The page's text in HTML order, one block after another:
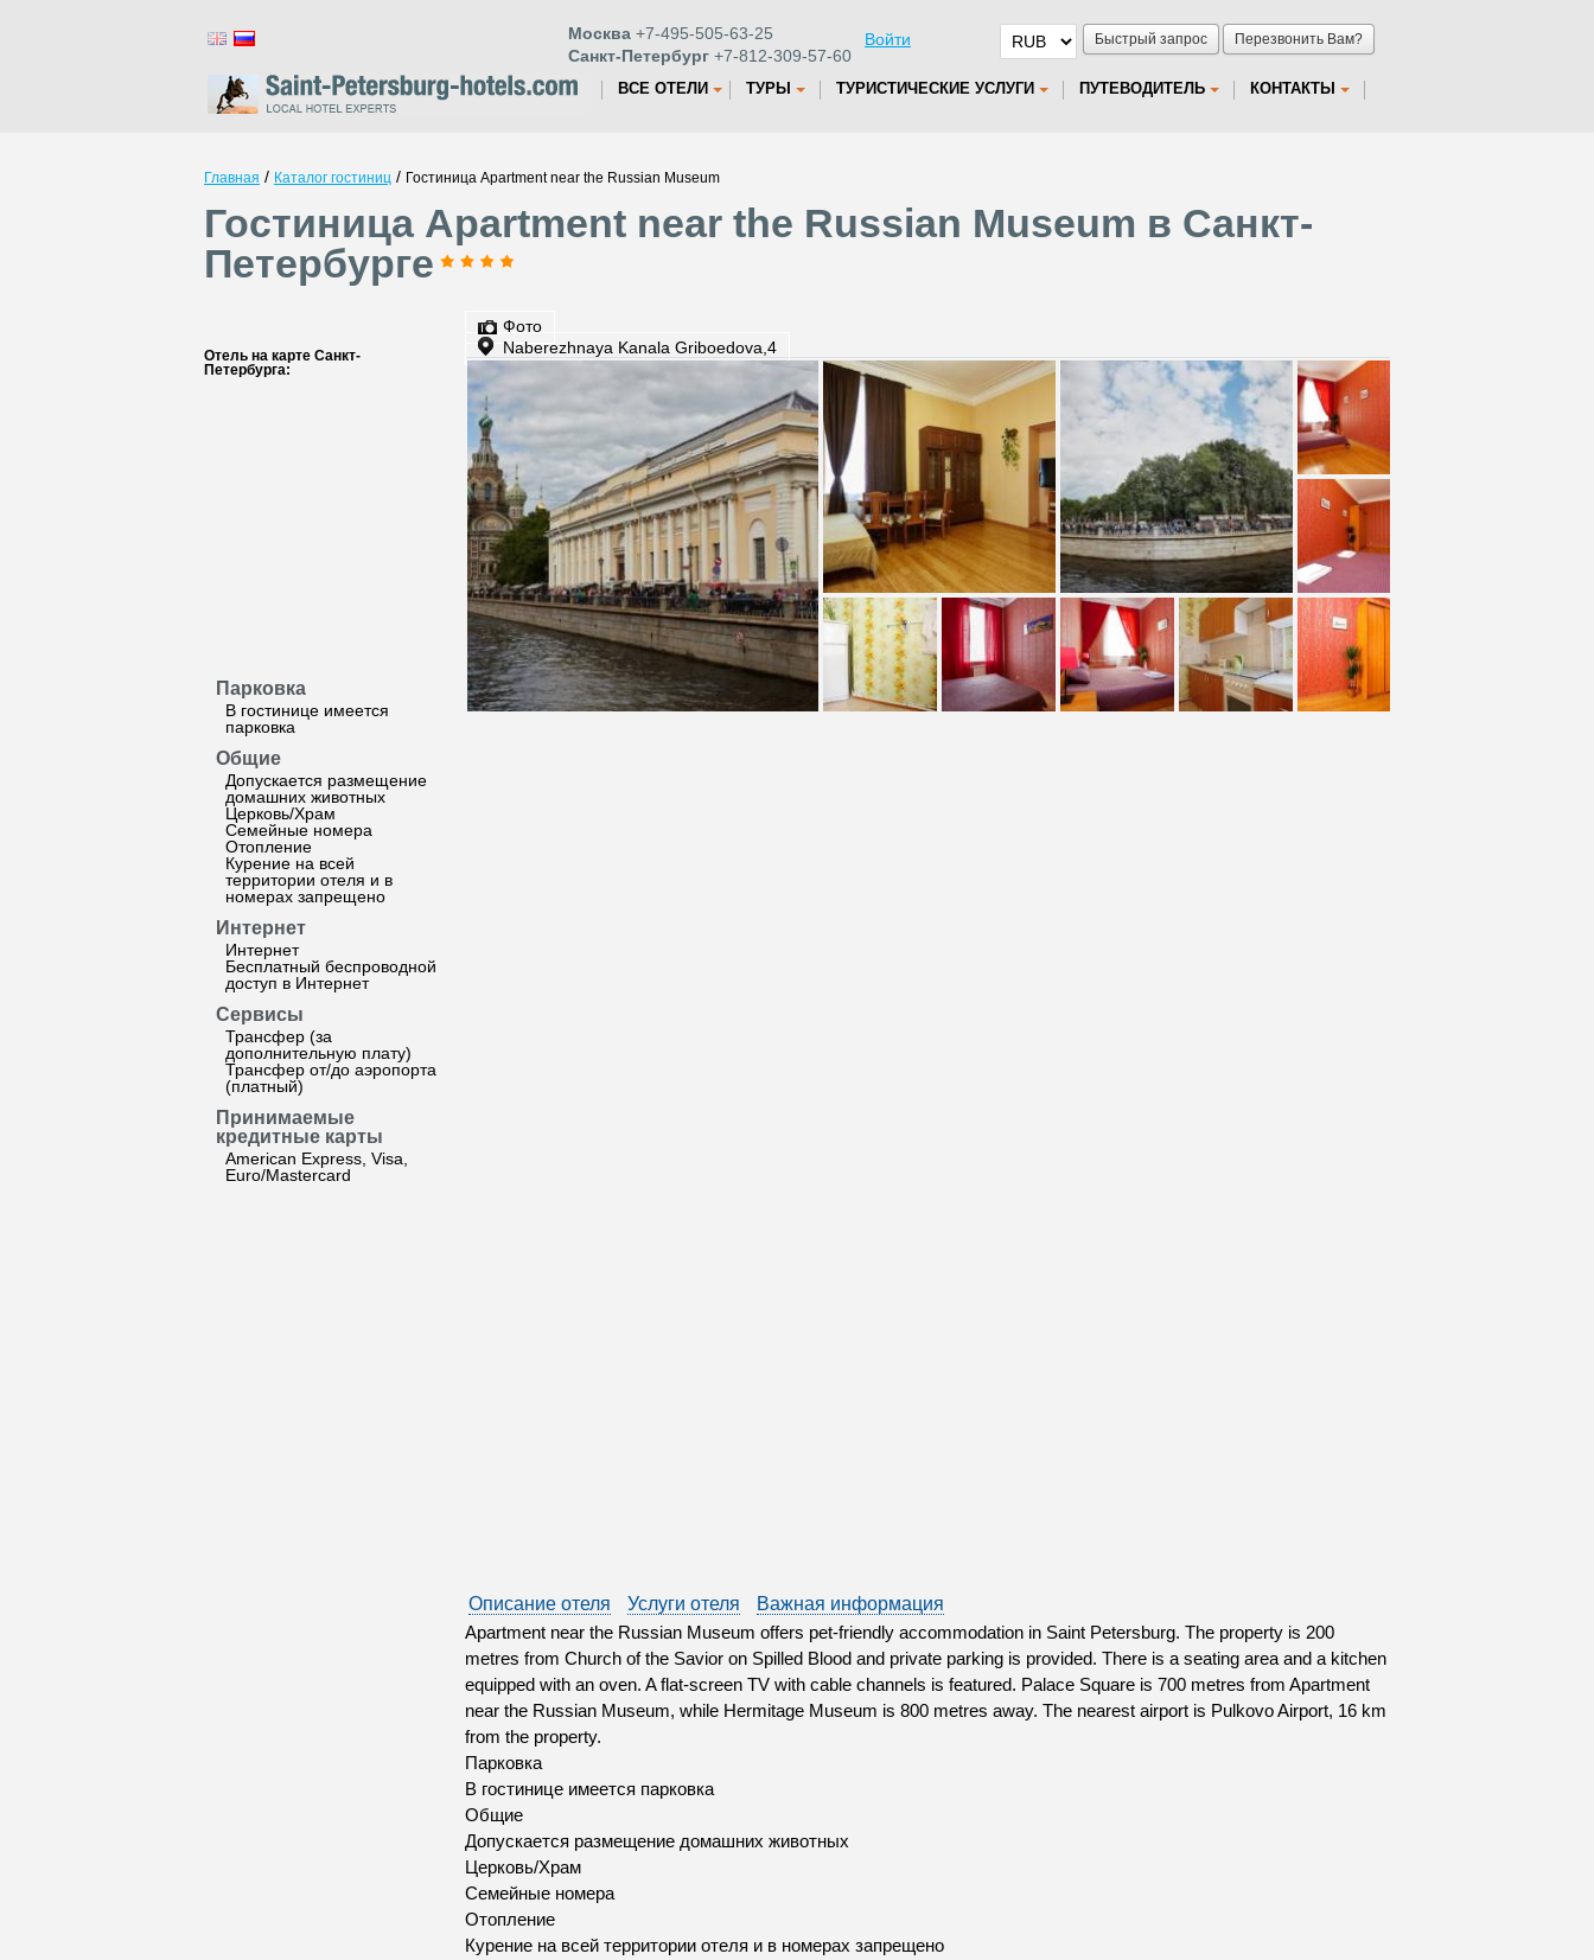
Быстрый запрос Перезвонить Вам?
Москва +7-495-505-63-25
Санкт-Петербург +7-812-309-57-60
Войти
ВСЕ ОТЕЛИ ТУРЫ ТУРИСТИЧЕСКИЕ УСЛУГИ ПУТЕВОДИТЕЛЬ КОНТАКТЫ
Главная / Каталог гостиниц / Гостиница Apartment near the Russian Museum
Гостиница Apartment near the Russian Museum в Санкт-
Петербурге
Отель на карте Санкт-
Петербурга:
Парковка
В гостинице имеется
парковка
Общие
Допускается размещение
домашних животных
Церковь/Храм
Семейные номера
Отопление
Курение на всей
территории отеля и в
номерах запрещено
Интернет
Интернет
Бесплатный беспроводной
доступ в Интернет
Сервисы
Трансфер (за
дополнительную плату)
Трансфер от/до аэропорта
(платный)
Принимаемые
кредитные карты
American Express, Visa,
Euro/Mastercard
Фото
Naberezhnaya Kanala Griboedova,4
Описание отеля Услуги отеля
Важная информация
Apartment near the Russian Museum offers pet-friendly accommodation in Saint Petersburg. The property is 200
metres from Church of the Savior on Spilled Blood and private parking is provided. There is a seating area and a kitchen
equipped with an oven. A flat-screen TV with cable channels is featured. Palace Square is 700 metres from Apartment
near the Russian Museum, while Hermitage Museum is 800 metres away. The nearest airport is Pulkovo Airport, 16 km
from the property.
Парковка
В гостинице имеется парковка
Общие
Допускается размещение домашних животных
Церковь/Храм
Семейные номера
Отопление
Курение на всей территории отеля и в номерах запрещено